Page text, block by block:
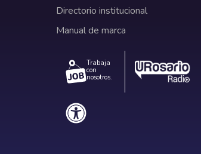
Directorio institucional
Manual de marca
Trabaja
con
nosotros.